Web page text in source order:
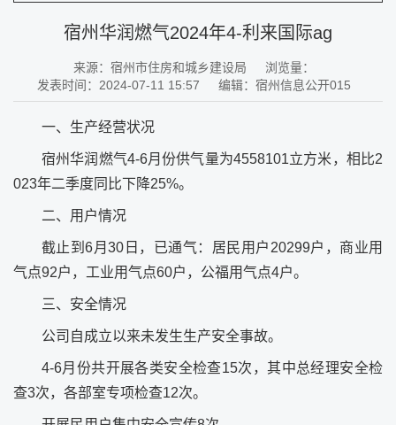
宿州华润燃气2024年4-利来国际ag
来源：宿州市住房和城乡建设局
浏览量：
发表时间：2024-07-11 15:57
编辑：宿州信息公开015
一、生产经营状况
宿州华润燃气4-6月份供气量为4558101立方米，相比2
023年二季度同比下降25%。
二、用户情况
截止到6月30日，已通气：居民用户20299户，商业用
气点92户，工业用气点60户，公福用气点4户。
三、安全情况
公司自成立以来未发生生产安全事故。
4-6月份共开展各类安全检查15次，其中总经理安全检
查3次，各部室专项检查12次。